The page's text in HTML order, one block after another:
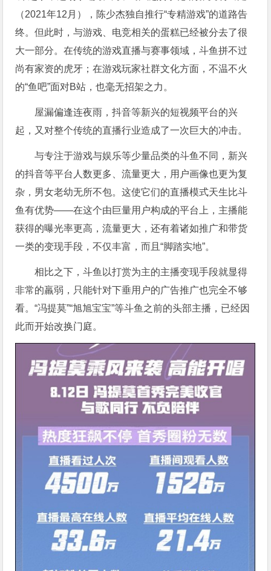
（2021年12月），陈少杰独自推行“专精游戏”的道路告
终。但此时，与游戏、电竞相关的蛋糕已经被分去了很
大一部分。在传统的游戏直播与赛事领域，斗鱼拼不过
尚有家资的虎牙；在游戏玩家社群文化方面，不温不火
的“鱼吧”面对B站，也毫无招架之力。
屋漏偏逢连夜雨，抖音等新兴的短视频平台的兴
起，又对整个传统的直播行业造成了一次巨大的冲击。
与专注于游戏与娱乐等少量品类的斗鱼不同，新兴
的抖音等平台人数更多、流量更大，用户画像也更为复
杂，男女老幼无所不包。这使它们的直播模式天生比斗
鱼有优势——在这个由巨量用户构成的平台上，主播能
获得的曝光率更高，流量更大，还有着诸如推广和带货
一类的变现手段，不仅丰富，而且“脚踏实地”。
相比之下，斗鱼以打赏为主的主播变现手段就显得
非常的羸弱，只能针对下垂用户的广告推广也完全不够
看。“冯提莫”“旭旭宝宝”等斗鱼之前的头部主播，已经因
此而开始改换门庭。